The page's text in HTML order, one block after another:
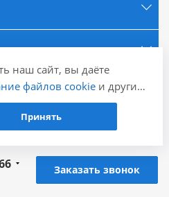
Заказать звонок
наш сайт, вы даёте
файлов cookieи других
(включая IP-адрес,
устройстве, действиях
исследований,
в соответствии с
Принять